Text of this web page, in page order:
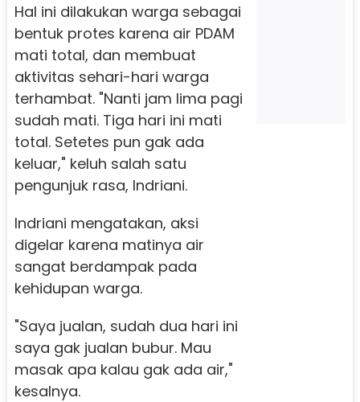
Hal ini dilakukan warga sebagai
bentuk protes karena air PDAM
mati total, dan membuat
aktivitas sehari-hari warga
terhambat. "Nanti jam lima pagi
sudah mati. Tiga hari ini mati
total. Setetes pun gak ada
keluar," keluh salah satu
pengunjuk rasa, Indriani.
Indriani mengatakan, aksi
digelar karena matinya air
sangat berdampak pada
kehidupan warga.
"Saya jualan, sudah dua hari ini
saya gak jualan bubur. Mau
masak apa kalau gak ada air,"
kesalnya.